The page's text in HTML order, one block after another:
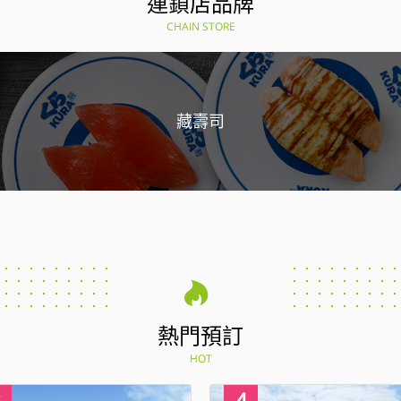
CHAIN STORE
藏壽司
熱門預訂
HOT